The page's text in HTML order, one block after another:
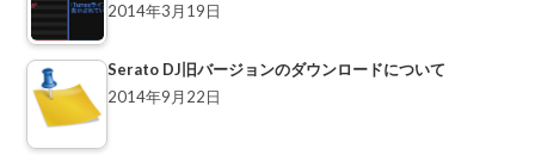
2014年3月19日
Serato DJ旧バージョンのダウンロードについて
2014年9月22日